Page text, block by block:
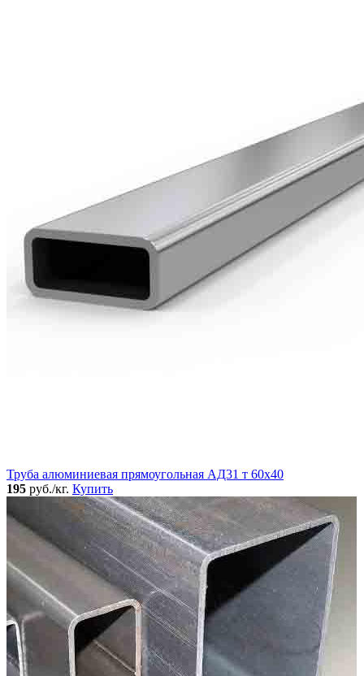
Труба алюминиевая прямоугольная АД31 т 60х40
195 руб./кг. Купить